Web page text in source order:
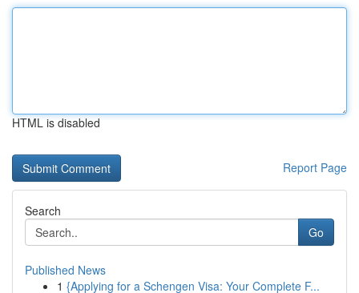
HTML is disabled
Report Page
Search
Go
Published News
1 {Applying for a Schengen Visa: Your Complete F...